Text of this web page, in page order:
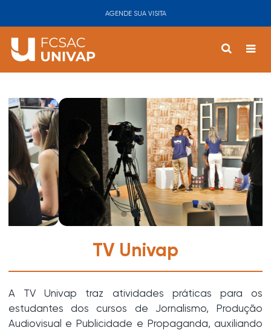
AGENDE SUA VISITA
TV Univap
A TV Univap traz atividades práticas para os
estudantes dos cursos de Jornalismo, Produção
Audiovisual e Publicidade e Propaganda, auxiliando